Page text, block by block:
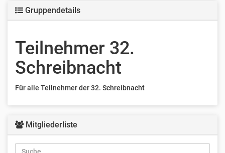
Gruppendetails
Teilnehmer 32.
Schreibnacht
Für alle Teilnehmer der 32. Schreibnacht
Mitgliederliste